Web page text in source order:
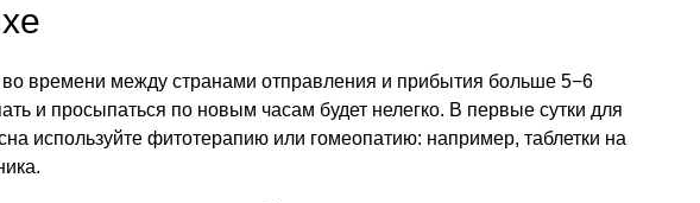
во времени между странами отправления и прибытия больше 5−6
и просыпаться по новым часам будет нелегко. В первые сутки для
используйте фитотерапию или гомеопатию: например, таблетки на